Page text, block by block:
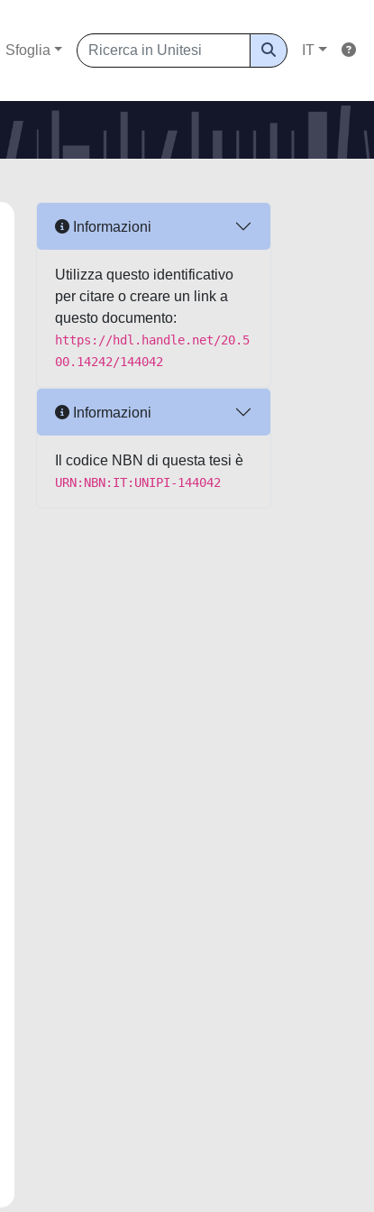
Sfoglia IT
Informazioni
Utilizza questo identificativo
per citare o creare un link a
questo documento:
https://hdl.handle.net/20.5
00.14242/144042
Informazioni
Il codice NBN di questa tesi è
URN:NBN:IT:UNIPI-144042